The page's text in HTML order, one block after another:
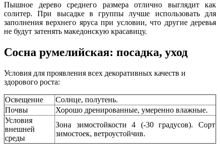
Пышное дерево среднего размера отлично выглядит как
солитер. При высадке в группы лучше использовать для
заполнения верхнего яруса при условии, что другие деревья
не будут затенять македонскую красавицу.
Сосна румелийская: посадка, уход
Условия для проявления всех декоративных качеств и
здорового роста:
Освещение
Солнце, полутень.
Почвы
Хорошо дренированные, умеренно влажные.
Условия
внешней
среды
Зона зимостойкости 4 (-30 градусов). Сорт
зимостоек, ветроустойчив.